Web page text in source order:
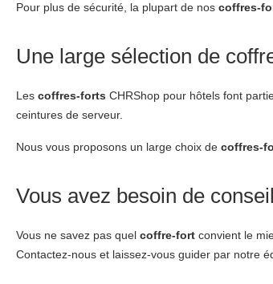
Pour plus de sécurité, la plupart de nos coffres-
Une large sélection de
Les coffres-forts CHRShop pour hôtels font
ceintures de serveur.
Nous vous proposons un large choix de coffres-
Vous avez besoin de
Vous ne savez pas quel coffre-fort convient le
Contactez-nous et laissez-vous guider par notre